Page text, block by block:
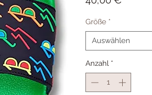
Größe *
Auswählen
Anzahl *